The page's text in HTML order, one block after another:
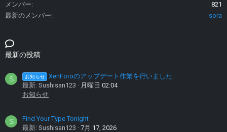
メンバー
821
最新のメンバー
sora
最新の投稿
S お知らせ XenForoのアップデート作業を行いました
最新: Sushisan123
月曜日 02:04
お知らせ
S
Find Your Type Tonight
最新: Sushisan123
7月 17, 2026